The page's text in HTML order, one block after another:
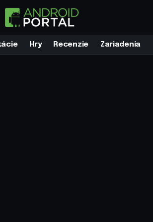
Hry Recenzie Zariadenia